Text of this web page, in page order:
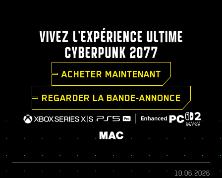
VIVEZ L'EXPÉRIENCE ULTIME
CYBERPUNK 2077
ACHETER MAINTENANT
REGARDER LA BANDE-ANNONCE
10.06.2026